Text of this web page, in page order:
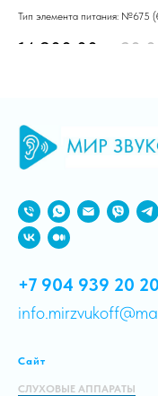
Тип элемента питания: №675
14 900.00 20
+7 904 939 20 20
Сайт
СЛУХОВЫЕ АППАРАТЫ